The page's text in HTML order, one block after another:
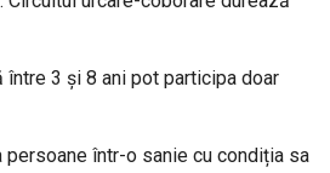
3 și 8 ani pot participa doar
persoane într-o sanie cu condiția sa